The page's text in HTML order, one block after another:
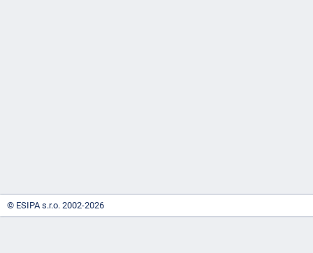
© ESIPA s.r.o. 2002-2026